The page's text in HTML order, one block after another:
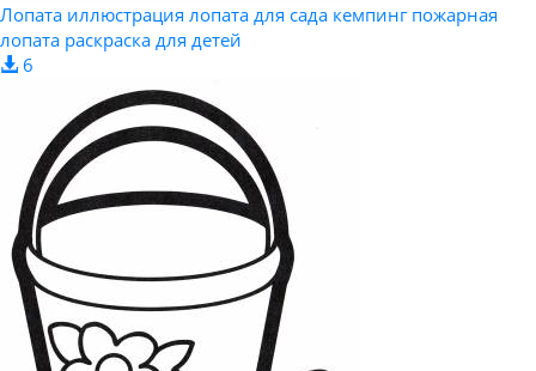
Лопата иллюстрация лопата для сада кемпинг пожарная
лопата раскраска для детей
6